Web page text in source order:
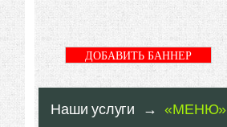
ДОБАВИТЬ БАННЕР
Наши услуги →«МЕНЮ»